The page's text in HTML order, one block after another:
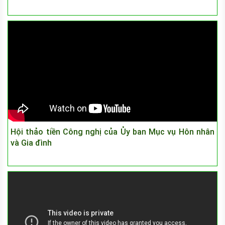
Hội thảo tiền Công nghị của Ủy ban Mục vụ Hôn nhân
và Gia đình